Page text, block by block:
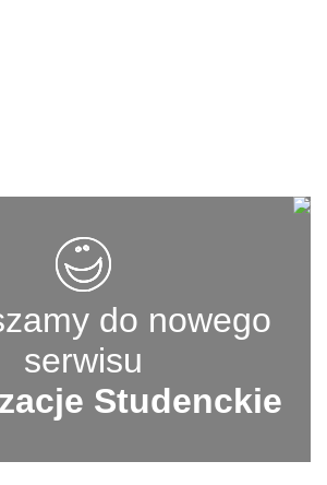
do nowego
serwisu
Studenckie